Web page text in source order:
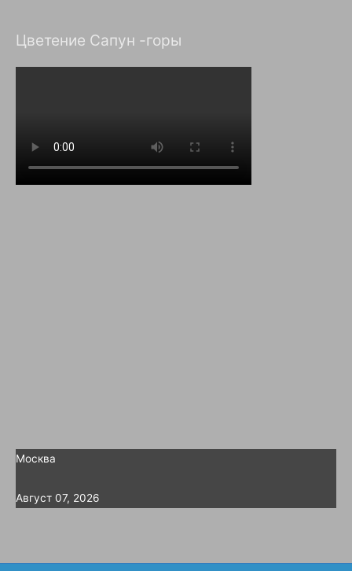
Цветение Сапун -горы
Москва
Август 07, 2026